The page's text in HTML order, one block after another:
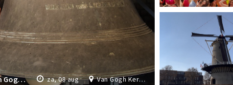
Van Gogh Kerk Etten-Leur
za, 08 aug
Beiaardconcert toren Van Gogh Kerk